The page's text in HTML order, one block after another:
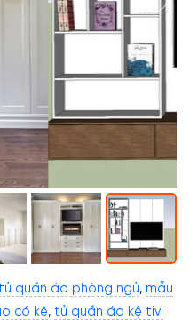
quần áo phòng ngủ, mẫu
có kệ, tủ quần áo kệ tivi